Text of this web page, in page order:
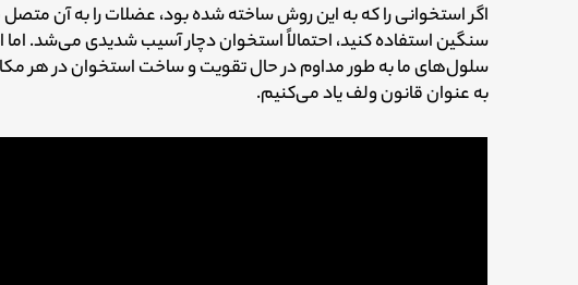
سنگین استفاده کنید، احتمالاً استخوان دچار آسیب شدیدی می‌شد.
سلول‌های ما به طور مداوم در حال تقویت و ساخت استخوان در هر
به عنوان قانون ولف یاد می‌کنیم.